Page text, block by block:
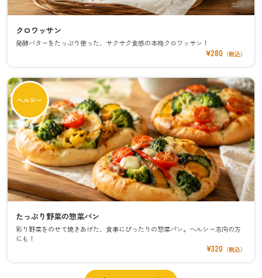
クロワッサン
発酵バターをたっぷり使った、サクサク食感の本格クロワッサン！
¥280 （税込）
たっぷり野菜の惣菜パン
彩り野菜をのせて焼きあげた、食事にぴったりの惣菜パン。ヘルシー志向の方
にも！
¥320 （税込）
ヘルシー